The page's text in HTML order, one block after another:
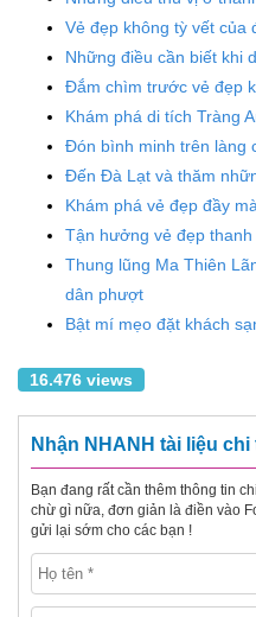
Vẻ đẹp không tỳ vết của
Những điều cần biết khi
Đắm chìm trước vẻ đẹp
Khám phá di tích Tràng
Đón bình minh trên làng
Đến Đà Lạt và thăm
Khám phá vẻ đẹp đầy
Tận hưởng vẻ đẹp
Thung lũng Ma Thiên
dân phượt
Bật mí mẹo đặt khách
16.476 views
Nhận NHANH tài liệu
Bạn đang rất cần thêm thông tin
chừ gì nữa, đơn giản là điền vào
gửi lại sớm cho các bạn !